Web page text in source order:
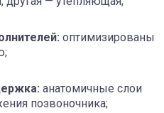
оптимизированы
анатомичные слои
позвоночника;